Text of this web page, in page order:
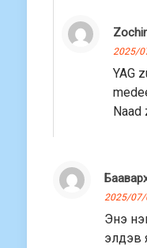
2025/
YAG
Naad
2025/07/
Энэ
элдэв